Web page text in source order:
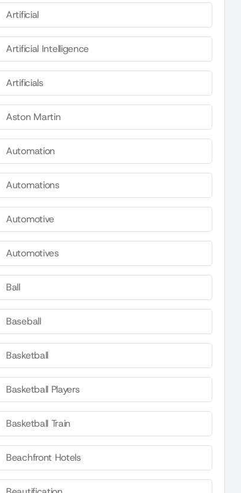
Artificial
Artificial Intelligence
Artificials
Aston Martin
Automation
Automations
Automotive
Automotives
Ball
Baseball
Basketball
Basketball Players
Basketball Train
Beachfront Hotels